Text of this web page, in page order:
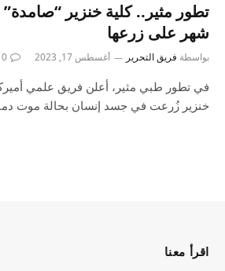
تطور مثير.. كلية خنزير
شهر على زرعها
بواسطة فريق التحرير أغسطس 17, 2023 0
في تطور طبي مثير، أعلن فريق علمي
خنزير زُرعت في جسد إنسان بحالة موت
اقرأ معنا